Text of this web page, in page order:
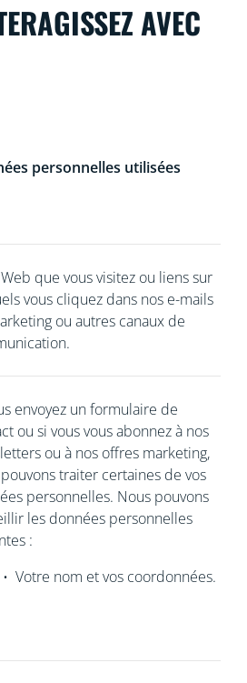
AVEC
personnelles utilisées
que vous visitez ou liens sur
vous cliquez dans nos e-mails
ou autres canaux de
envoyez un formulaire de
ou si vous vous abonnez à nos
ou à nos offres marketing,
traiter certaines de vos
personnelles. Nous pouvons
les données personnelles
:
• Votre nom et vos coordonnées.